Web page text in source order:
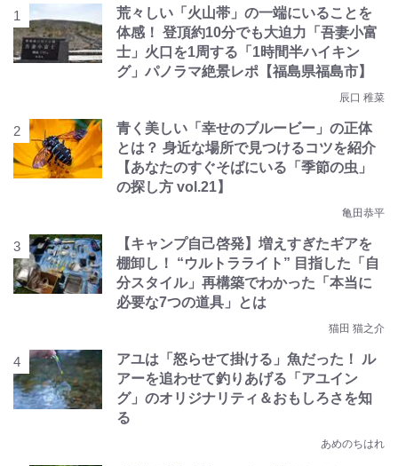
荒々しい「火山帯」の一端にいることを
体感！ 登頂約10分でも大迫力「吾妻小富
士」火口を1周する「1時間半ハイキン
グ」パノラマ絶景レポ【福島県福島市】
辰口 稚菜
青く美しい「幸せのブルービー」の正体
とは？ 身近な場所で見つけるコツを紹介
【あなたのすぐそばにいる「季節の虫」
の探し方 vol.21】
亀田恭平
【キャンプ自己啓発】増えすぎたギアを
棚卸し！ “ウルトラライト” 目指した「自
分スタイル」再構築でわかった「本当に
必要な7つの道具」とは
猫田 猫之介
アユは「怒らせて掛ける」魚だった！ ル
アーを追わせて釣りあげる「アユイン
グ」のオリジナリティ＆おもしろさを知
る
あめのちはれ